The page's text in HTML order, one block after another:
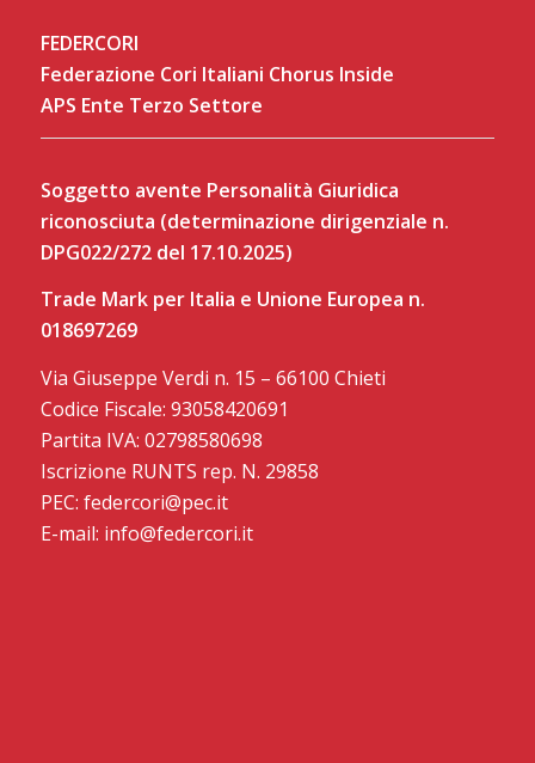
FEDERCORI
Federazione Cori Italiani Chorus Inside
APS Ente Terzo Settore
Soggetto avente Personalità Giuridica
riconosciuta (determinazione dirigenziale n.
DPG022/272 del 17.10.2025)
Trade Mark per Italia e Unione Europea n.
018697269
Via Giuseppe Verdi n. 15 – 66100 Chieti
Codice Fiscale: 93058420691
Partita IVA: 02798580698
Iscrizione RUNTS rep. N. 29858
PEC: federcori@pec.it
E-mail: info@federcori.it